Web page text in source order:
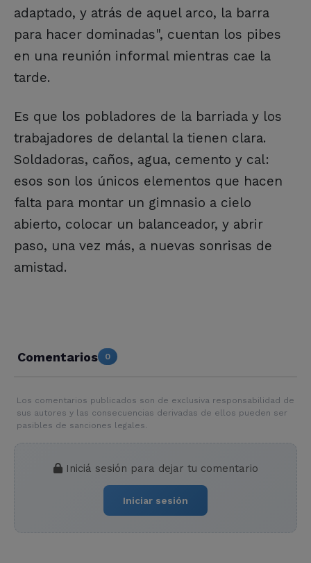
adaptado, y atrás de aquel arco, la barra
para hacer dominadas", cuentan los pibes
en una reunión informal mientras cae la
tarde.
Es que los pobladores de la barriada y los
trabajadores de delantal la tienen clara.
Soldadoras, caños, agua, cemento y cal:
esos son los únicos elementos que hacen
falta para montar un gimnasio a cielo
abierto, colocar un balanceador, y abrir
paso, una vez más, a nuevas sonrisas de
amistad.
Comentarios 0
Los comentarios publicados son de exclusiva responsabilidad de
sus autores y las consecuencias derivadas de ellos pueden ser
pasibles de sanciones legales.
Iniciá sesión para dejar tu comentario
Iniciar sesión